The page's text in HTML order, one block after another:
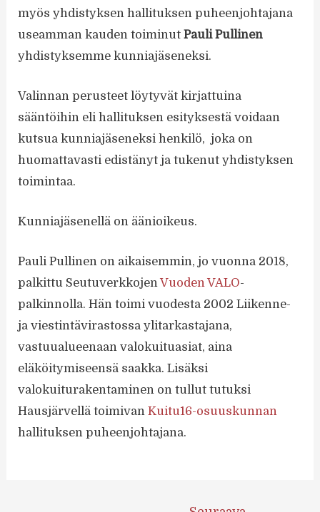
myös yhdistyksen hallituksen puheenjohtajana
useamman kauden toiminutPauli Pullinen
yhdistyksemme kunniajäseneksi.
Valinnan perusteet löytyvät kirjattuina
sääntöihin eli hallituksen esityksestä voidaan
kutsua kunniajäseneksi henkilö, joka on
huomattavasti edistänyt ja tukenut yhdistyksen
toimintaa.
Kunniajäsenellä on äänioikeus.
Pauli Pullinen on aikaisemmin, jo vuonna 2018,
palkittu SeutuverkkojenVuoden VALO-
palkinnolla. Hän toimi vuodesta 2002 Liikenne-
ja viestintävirastossa ylitarkastajana,
vastuualueenaan valokuituasiat, aina
eläköitymiseensä saakka. Lisäksi
valokuiturakentaminen on tullut tutuksi
Hausjärvellä toimivanKuitu16-osuuskunnan
hallituksen puheenjohtajana.